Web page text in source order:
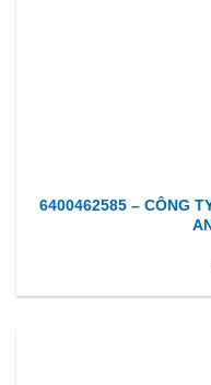
6400462585 – CÔNG